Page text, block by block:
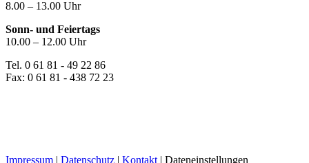
8.00 – 13.00 Uhr
Sonn- und Feiertags
10.00 – 12.00 Uhr
Tel. 0 61 81 - 49 22 86
Fax: 0 61 81 - 438 72 23
Impressum | Datenschutz | Kontakt | Dateneinstellungen